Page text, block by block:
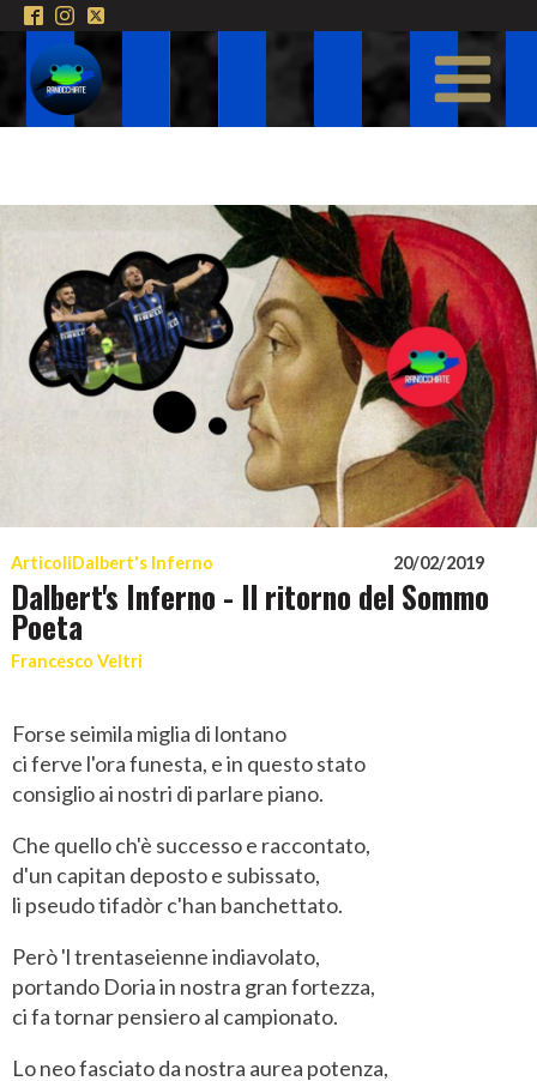
ArticoliDalbert's Inferno 20/02/2019
Dalbert's Inferno - Il ritorno del Sommo
Poeta
Francesco Veltri
Forse seimila miglia di lontano
ci ferve l'ora funesta, e in questo stato
consiglio ai nostri di parlare piano.
Che quello ch'è successo e raccontato,
d'un capitan deposto e subissato,
li pseudo tifadòr c'han banchettato.
Però 'l trentaseienne indiavolato,
portando Doria in nostra gran fortezza,
ci fa tornar pensiero al campionato.
Lo neo fasciato da nostra aurea potenza,